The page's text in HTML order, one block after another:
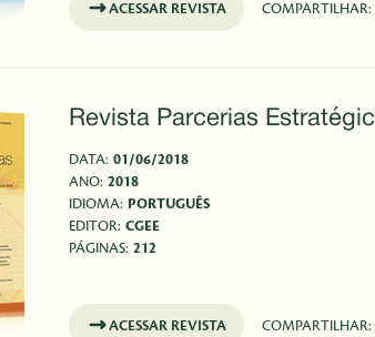
ACESSAR REVISTA COMPARTILHAR:
Revista Parcerias
DATA: 01/06/2018
ANO: 2018
IDIOMA: PORTUGUÊS
EDITOR: CGEE
PÁGINAS: 212
ACESSAR REVISTA COMPARTILHAR: